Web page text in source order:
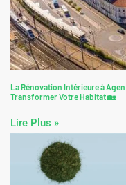
La Rénovation Intérieure à
Transformer Votre Habitat 🏡
Lire Plus »